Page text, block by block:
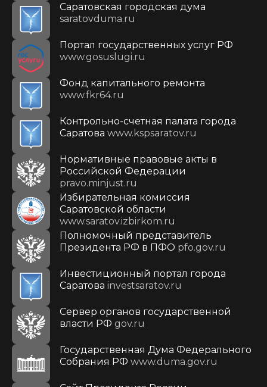
Саратовская городская дума
saratovduma.ru
Портал государственных услуг РФ
www.gosuslugi.ru
Фонд капитального ремонта
www.fkr64.ru
Контрольно-счетная палата города
Саратова www.kspsaratov.ru
Нормативные правовые акты в
Российской Федерации
pravo.minjust.ru
Избирательная комиссия
Саратовской области
www.saratov.izbirkom.ru
Полномочный представитель
Президента РФ в ПФО pfo.gov.ru
Инвестиционный портал города
Саратова investsaratov.ru
Сервер органов государственной
власти РФ gov.ru
Государственная Дума Федерального
Собрания РФ www.duma.gov.ru